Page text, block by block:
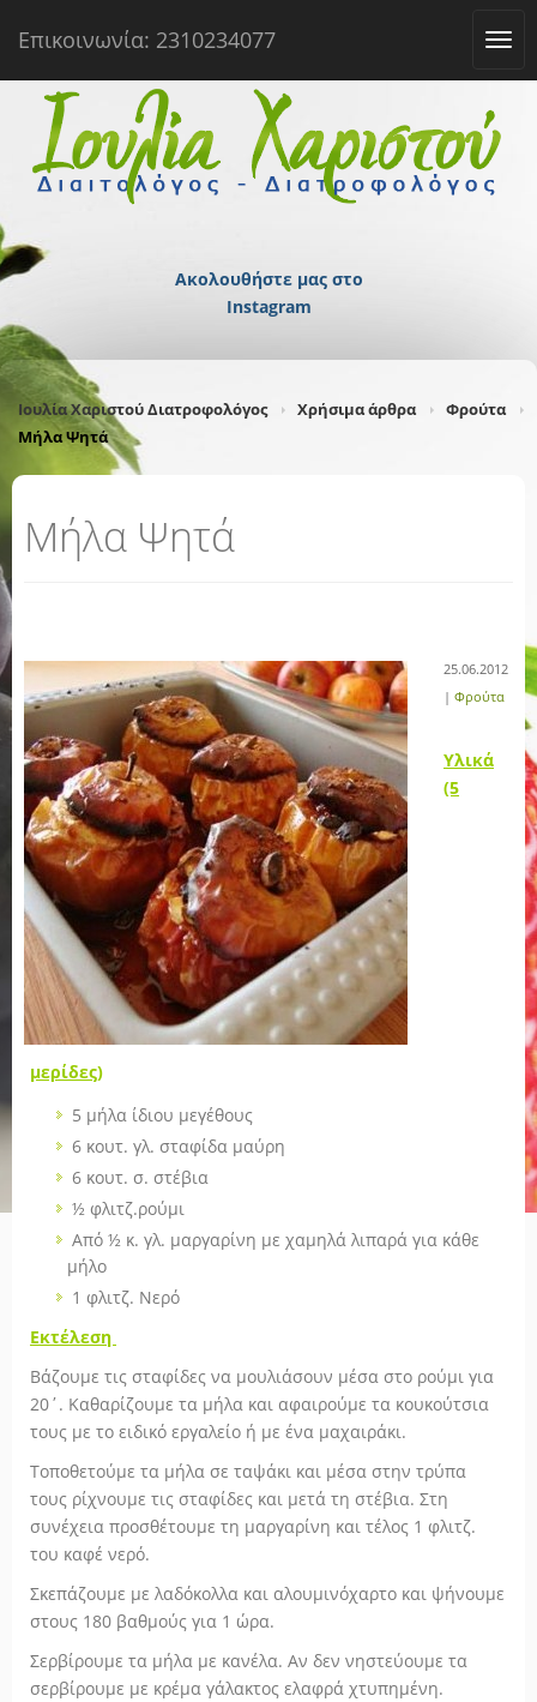
Επικοινωνία: 2310234077
Ακολουθήστε μας στο
Instagram
Ιουλία Χαριστού Διατροφολόγος Χρήσιμα άρθρα
Φρούτα
Μήλα Ψητά
Μήλα Ψητά
25.06.2012
| Φρούτα
Υλικά
(5
μερίδες)
5 μήλα ίδιου μεγέθους
6 κουτ. γλ. σταφίδα μαύρη
6 κουτ. σ. στέβια
½ φλιτζ.ρούμι
Από ½ κ. γλ. μαργαρίνη με χαμηλά λιπαρά για κάθε
μήλο
1 φλιτζ. Νερό
Εκτέλεση
Βάζουμε τις σταφίδες να μουλιάσουν μέσα στο ρούμι για
20΄. Καθαρίζουμε τα μήλα και αφαιρούμε τα κουκούτσια
τους με το ειδικό εργαλείο ή με ένα μαχαιράκι.
Τοποθετούμε τα μήλα σε ταψάκι και μέσα στην τρύπα
τους ρίχνουμε τις σταφίδες και μετά τη στέβια. Στη
συνέχεια προσθέτουμε τη μαργαρίνη και τέλος 1 φλιτζ.
του καφέ νερό.
Σκεπάζουμε με λαδόκολλα και αλουμινόχαρτο και ψήνουμε
στους 180 βαθμούς για 1 ώρα.
Σερβίρουμε τα μήλα με κανέλα. Αν δεν νηστεύουμε τα
σερβίρουμε με κρέμα γάλακτος ελαφρά χτυπημένη.